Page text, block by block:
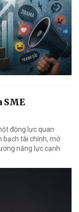
SME
động lực quan
bạch tài chính, mở
năng lực cạnh